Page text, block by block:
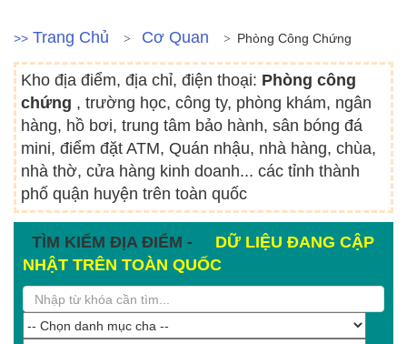
>> Trang Chủ Cơ Quan Phòng Công Chứng
Kho địa điểm, địa chỉ, điện thoại: Phòng công
chứng , trường học, công ty, phòng khám, ngân
hàng, hồ bơi, trung tâm bảo hành, sân bóng đá
mini, điểm đặt ATM, Quán nhậu, nhà hàng, chùa,
nhà thờ, cửa hàng kinh doanh... các tỉnh thành
phố quận huyện trên toàn quốc
TÌM KIẾM ĐỊA ĐIỂM -
DỮ LIỆU ĐANG CẬP
NHẬT TRÊN TOÀN QUỐC